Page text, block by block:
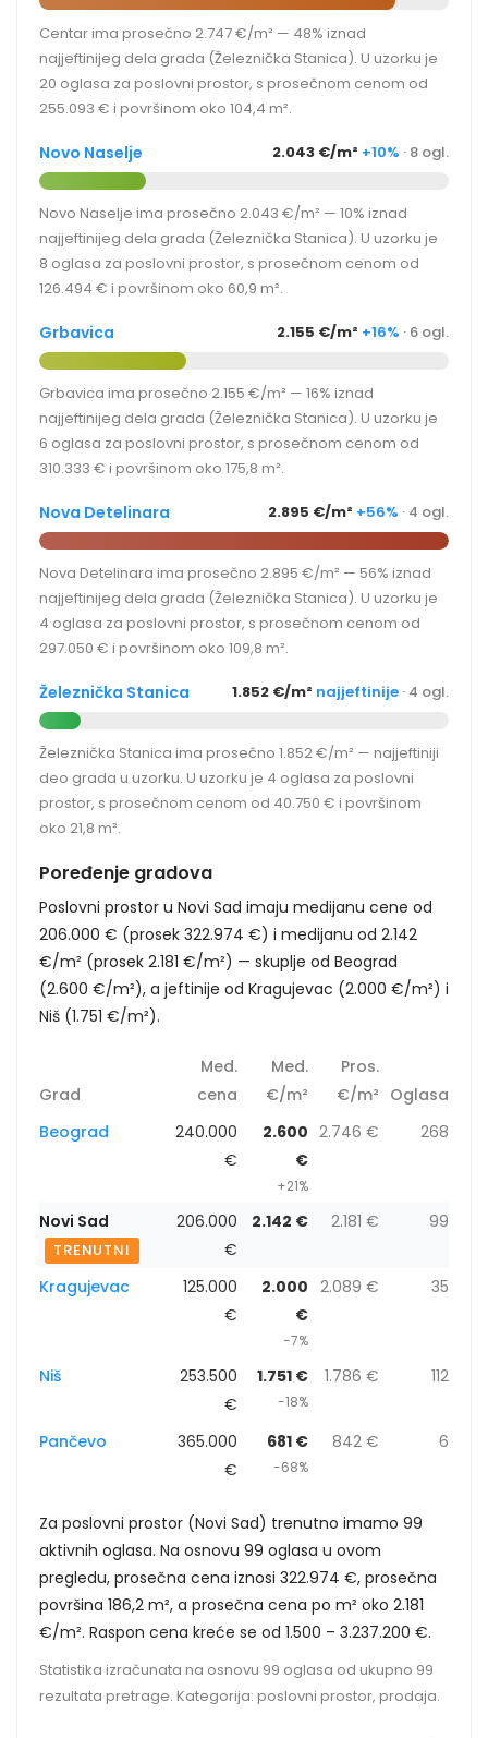
Centar ima prosečno 2.747 €/m² — 48% iznad
najjeftinijeg dela grada (Železnička Stanica). U uzorku je
20 oglasa za poslovni prostor, s prosečnom cenom od
255.093 € i površinom oko 104,4 m².
Novo Naselje 2.043 €/m² +10% · 8 ogl.
Novo Naselje ima prosečno 2.043 €/m² — 10% iznad
najjeftinijeg dela grada (Železnička Stanica). U uzorku je
8 oglasa za poslovni prostor, s prosečnom cenom od
126.494 € i površinom oko 60,9 m².
Grbavica 2.155 €/m² +16% · 6 ogl.
Grbavica ima prosečno 2.155 €/m² — 16% iznad
najjeftinijeg dela grada (Železnička Stanica). U uzorku je
6 oglasa za poslovni prostor, s prosečnom cenom od
310.333 € i površinom oko 175,8 m².
Nova Detelinara 2.895 €/m² +56% · 4 ogl.
Nova Detelinara ima prosečno 2.895 €/m² — 56% iznad
najjeftinijeg dela grada (Železnička Stanica). U uzorku je
4 oglasa za poslovni prostor, s prosečnom cenom od
297.050 € i površinom oko 109,8 m².
Železnička Stanica 1.852 €/m² najjeftinije · 4 ogl.
Železnička Stanica ima prosečno 1.852 €/m² — najjeftiniji
deo grada u uzorku. U uzorku je 4 oglasa za poslovni
prostor, s prosečnom cenom od 40.750 € i površinom
oko 21,8 m².
Poređenje gradova
Poslovni prostor u Novi Sad imaju medijanu cene od
206.000 € (prosek 322.974 €) i medijanu od 2.142
€/m² (prosek 2.181 €/m²) — skuplje od Beograd
(2.600 €/m²), a jeftinije od Kragujevac (2.000 €/m²) i
Niš (1.751 €/m²).
Grad
Med.
cena
Med.
€/m²
Pros.
€/m² Oglasa
Beograd
240.000
€
2.600
€
+21%
2.746 € 268
Novi Sad
TRENUTNI
206.000
€
2.142 € 2.181 € 99
Kragujevac
125.000
€
2.000
€
-7%
2.089 € 35
Niš
253.500
€
1.751 €
-18%
1.786 € 112
Pančevo
365.000
€
681 €
-68%
842 € 6
Za poslovni prostor (Novi Sad) trenutno imamo 99
aktivnih oglasa. Na osnovu 99 oglasa u ovom
pregledu, prosečna cena iznosi 322.974 €, prosečna
površina 186,2 m², a prosečna cena po m² oko 2.181
€/m². Raspon cena kreće se od 1.500 – 3.237.200 €.
Statistika izračunata na osnovu 99 oglasa od ukupno 99
rezultata pretrage. Kategorija: poslovni prostor, prodaja.